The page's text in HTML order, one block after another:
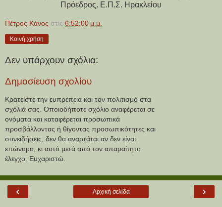
Πρόεδρος. Ε.Π.Σ. Ηρακλείου
Πέτρος Κάνος στις 6:52:00 μ.μ.
Κοινή χρήση
Δεν υπάρχουν σχόλια:
Δημοσίευση σχολίου
Κρατείστε την ευπρέπεια και τον πολιτισμό στα
σχόλιά σας. Οποιοδήποτε σχόλιο αναφέρεται σε
ονόματα και καταφέρεται προσωπικά
προσβάλλοντας ή θίγοντας προσωπικότητες και
συνειδήσεις, δεν θα αναρτάται αν δεν είναι
επώνυμο, κι αυτό μετά από τον απαραίτητο
έλεγχο. Ευχαριστώ.
‹ ›
Αρχική σελίδα